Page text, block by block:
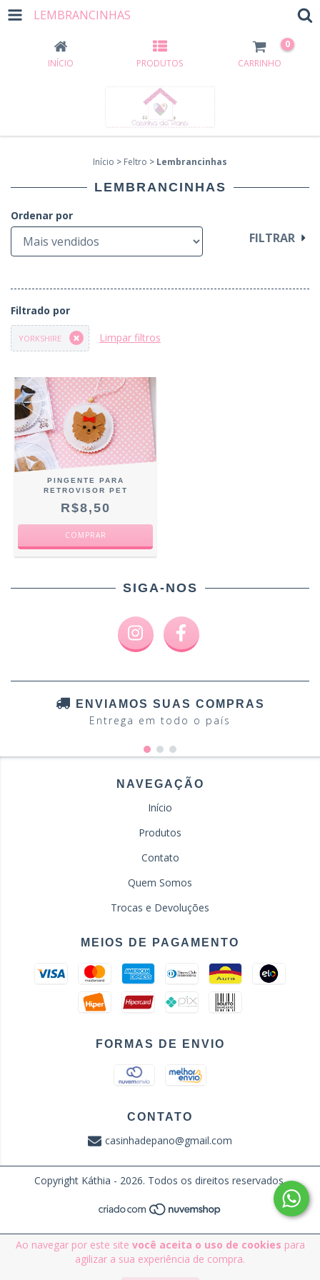
LEMBRANCINHAS
INÍCIO PRODUTOS CARRINHO
0
Ao navegar por este site você aceita o uso de cookies para
agilizar a sua experiência de compra.
Início > Feltro > Lembrancinhas
LEMBRANCINHAS
Ordenar por
FILTRAR
Filtrado por
YORKSHIRE Limpar filtros
PINGENTE PARA
RETROVISOR PET
R$8,50
COMPRAR
SIGA-NOS
ENVIAMOS SUAS COMPRAS
Entrega em todo o país
NAVEGAÇÃO
Início
Produtos
Contato
Quem Somos
Trocas e Devoluções
MEIOS DE PAGAMENTO
FORMAS DE ENVIO
CONTATO
casinhadepano@gmail.com
Copyright Káthia - 2026. Todos os direitos reservados.